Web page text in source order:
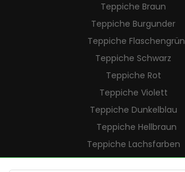
Teppiche Braun
Teppiche Burgunder
Teppiche Flaschengrün
Teppiche Schwarz
Teppiche Rot
Teppiche Violett
Teppiche Dunkelblau
Teppiche Hellbraun
Teppiche Lachsfarben
Teppiche Cremefarben